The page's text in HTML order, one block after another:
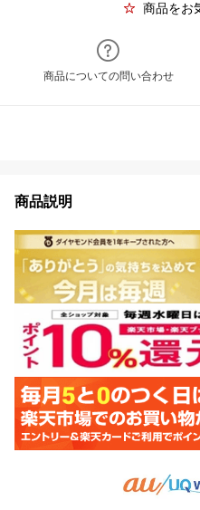
商品をお
商品についての問い合わせ
商品説明